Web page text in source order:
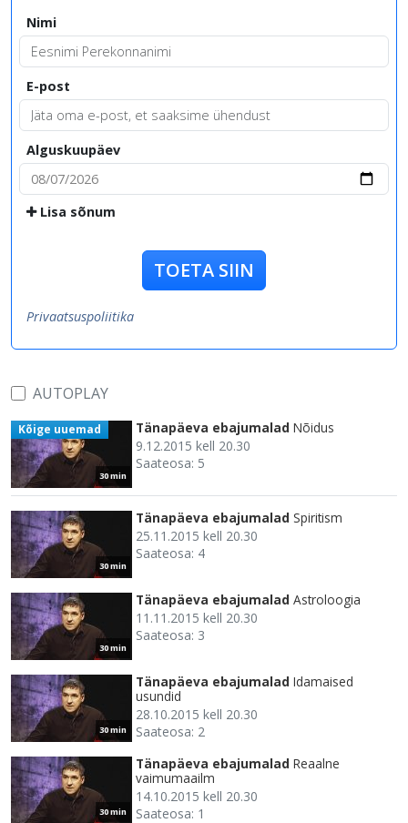
Nimi
E-post
Alguskuupäev
Lisa sõnum
TOETA SIIN
Privaatsuspoliitika
AUTOPLAY
30 min
Kõige uuemad Tänapäeva ebajumalad Nõidus
9.12.2015 kell 20.30
Saateosa: 5
30 min
Tänapäeva ebajumalad Spiritism
25.11.2015 kell 20.30
Saateosa: 4
30 min
Tänapäeva ebajumalad Astroloogia
11.11.2015 kell 20.30
Saateosa: 3
30 min
Tänapäeva ebajumalad Idamaised
usundid
28.10.2015 kell 20.30
Saateosa: 2
30 min
Tänapäeva ebajumalad Reaalne
vaimumaailm
14.10.2015 kell 20.30
Saateosa: 1